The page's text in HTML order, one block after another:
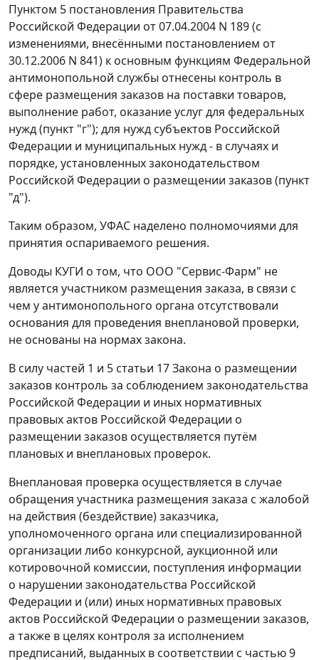
Пунктом 5 постановления Правительства
Российской Федерации от 07.04.2004 N 189 (с
изменениями, внесёнными постановлением от
30.12.2006 N 841) к основным функциям Федеральной
антимонопольной службы отнесены контроль в
сфере размещения заказов на поставки товаров,
выполнение работ, оказание услуг для федеральных
нужд (пункт "г"); для нужд субъектов Российской
Федерации и муниципальных нужд - в случаях и
порядке, установленных законодательством
Российской Федерации о размещении заказов (пункт
"д").
Таким образом, УФАС наделено полномочиями для
принятия оспариваемого решения.
Доводы КУГИ о том, что ООО "Сервис-Фарм" не
является участником размещения заказа, в связи с
чем у антимонопольного органа отсутствовали
основания для проведения внеплановой проверки,
не основаны на нормах закона.
В силу частей 1 и 5 статьи 17 Закона о размещении
заказов контроль за соблюдением законодательства
Российской Федерации и иных нормативных
правовых актов Российской Федерации о
размещении заказов осуществляется путём
плановых и внеплановых проверок.
Внеплановая проверка осуществляется в случае
обращения участника размещения заказа с жалобой
на действия (бездействие) заказчика,
уполномоченного органа или специализированной
организации либо конкурсной, аукционной или
котировочной комиссии, поступления информации
о нарушении законодательства Российской
Федерации и (или) иных нормативных правовых
актов Российской Федерации о размещении заказов,
а также в целях контроля за исполнением
предписаний, выданных в соответствии с частью 9